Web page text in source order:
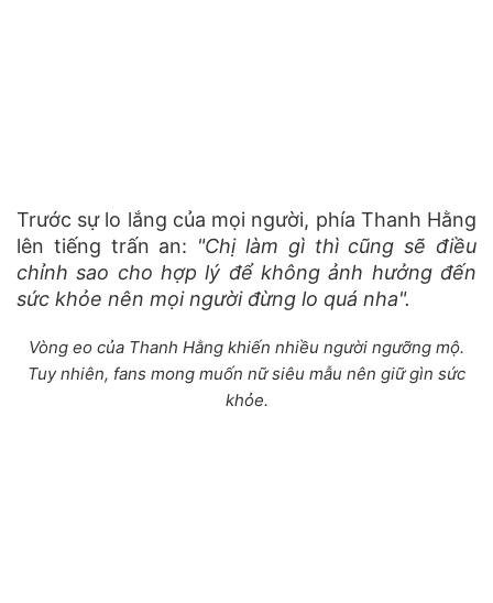
Trước sự lo lắng của mọi người, phía Thanh Hằng
lên tiếng trấn an: "Chị làm gì thì cũng sẽ điều
chỉnh sao cho hợp lý để không ảnh hưởng đến
sức khỏe nên mọi người đừng lo quá nha".
Vòng eo của Thanh Hằng khiến nhiều người ngưỡng mộ.
Tuy nhiên, fans mong muốn nữ siêu mẫu nên giữ gìn sức
khỏe.